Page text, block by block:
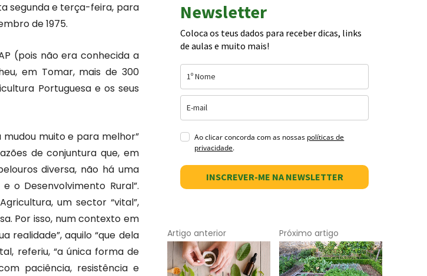
segunda e terça-feira, para
de 1975.
(pois não era conhecida a
em Tomar, mais de 300
Portuguesa e os seus
mudou muito e para melhor”
de conjuntura que, em
diversa, não há uma
o Desenvolvimento Rural”.
um sector “vital”,
Por isso, num contexto em
realidade”, aquilo “que dela
referiu, “a única forma de
paciência, resistência e
Newsletter
Coloca os teus dados para receber dicas, links
de aulas e muito mais!
Ao clicar concorda com as nossas políticas de
privacidade.
INSCREVER-ME NA NEWSLETTER
Artigo anterior Próximo artigo